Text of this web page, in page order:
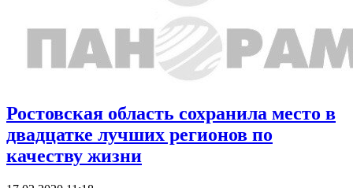
Ростовская область сохранила место в
двадцатке лучших регионов по
качеству жизни